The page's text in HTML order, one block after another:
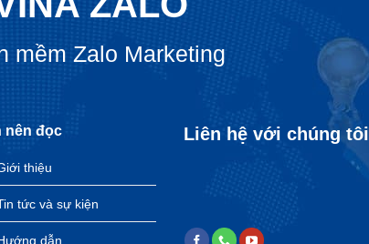
mềm Zalo Marketing
nên đọc
thiệu
tức và sự kiện
dẫn
Liên hệ với chúng tôi